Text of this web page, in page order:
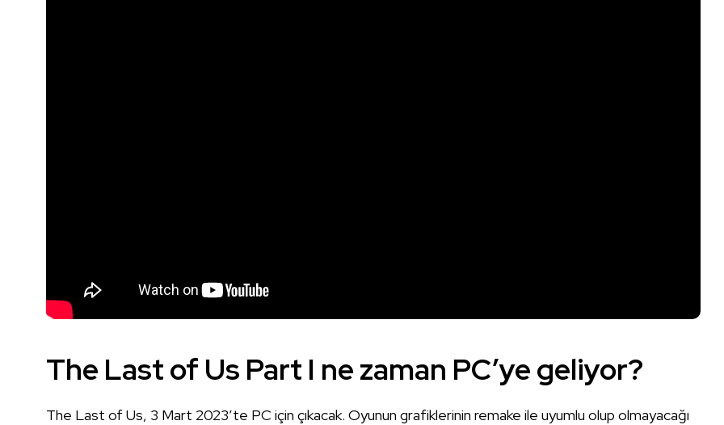
The Last of Us Part I ne zaman PC’ye geliyor?
The Last of Us, 3 Mart 2023’te PC için çıkacak. Oyunun grafiklerinin remake ile uyumlu olup olmayacağı